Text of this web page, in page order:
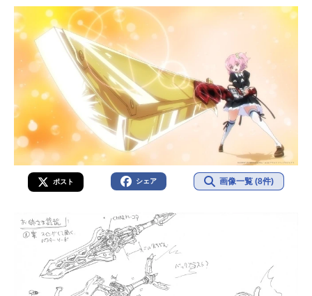
ポスト シェア 画像一覧 (8件)